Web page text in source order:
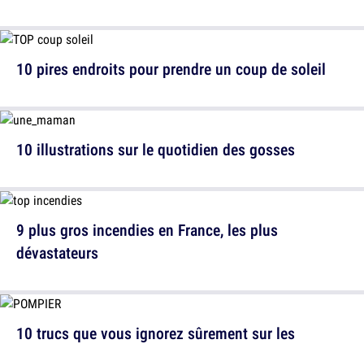
10 illustrations sur le quotidien des gosses
10 trucs que vous ignorez sûrement sur les
10 pires endroits pour prendre un coup de soleil
9 plus gros incendies en France, les plus
dévastateurs